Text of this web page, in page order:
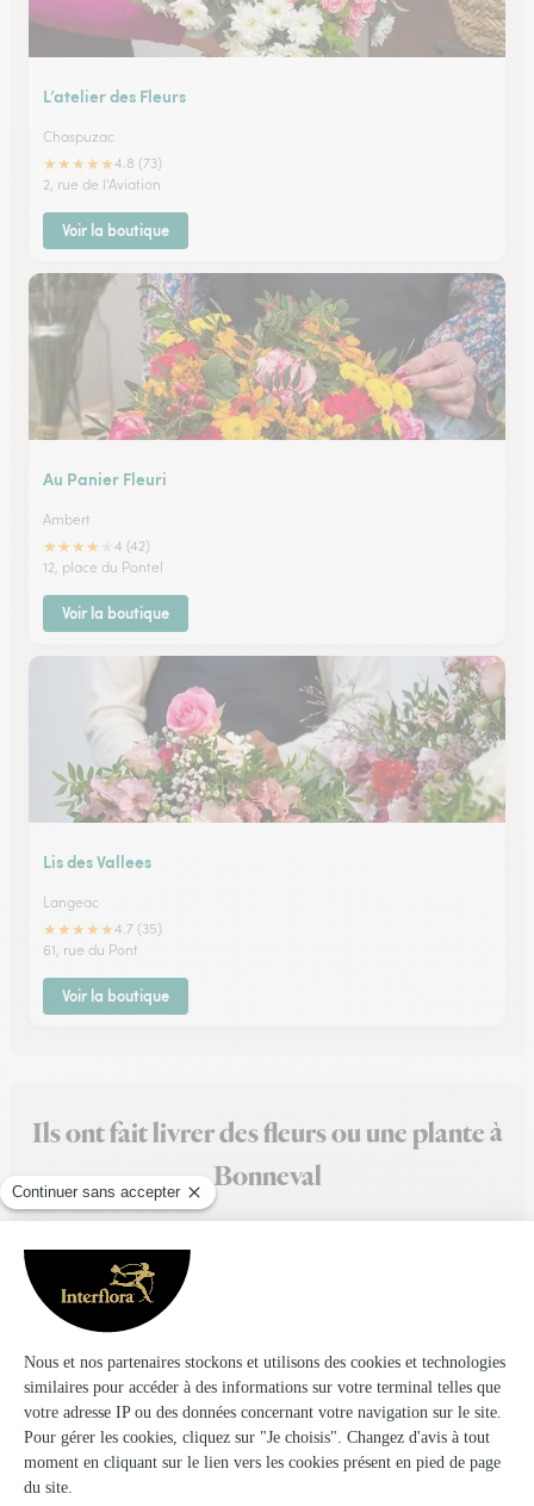
L’atelier des Fleurs
Chaspuzac
★★★★★4.8 (73)
2, rue de l'Aviation
Voir la boutique
Au Panier Fleuri
Ambert
★★★★
4 (42)
12, place du Pontel
Voir la boutique
Lis des Vallees
Langeac
★★★★★4.7 (35)
61, rue du Pont
Voir la boutique
Ils ont fait livrer des fleurs ou une plante à
Bonneval
★ ★ ★
MASTERCLASS
MASTERCLASS, commandez chez eux !
03/05/2026
★ ★ ★ ★ ★
Commande express